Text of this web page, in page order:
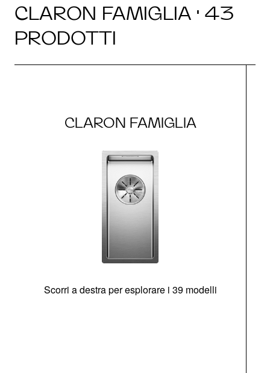
CLARON FAMIGLIA · 43
PRODOTTI
CLARON FAMIGLIA
Scorri a destra per esplorare i 39 modelli